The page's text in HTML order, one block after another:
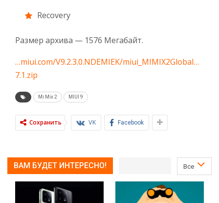
Recovery
Размер архива — 1576 Мегабайт.
…miui.com/V9.2.3.0.NDEMIEK/miui_MIMIX2Global…
7.1.zip
Mi Mix 2 MIUI 9
Сохранить VK Facebook
Все
ВАМ БУДЕТ ИНТЕРЕСНО!